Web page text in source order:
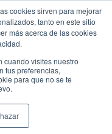
cookies sirven para mejorar
tanto en este sitio
más acerca de las cookies
cuando visites nuestro
tus preferencias,
para que no se te